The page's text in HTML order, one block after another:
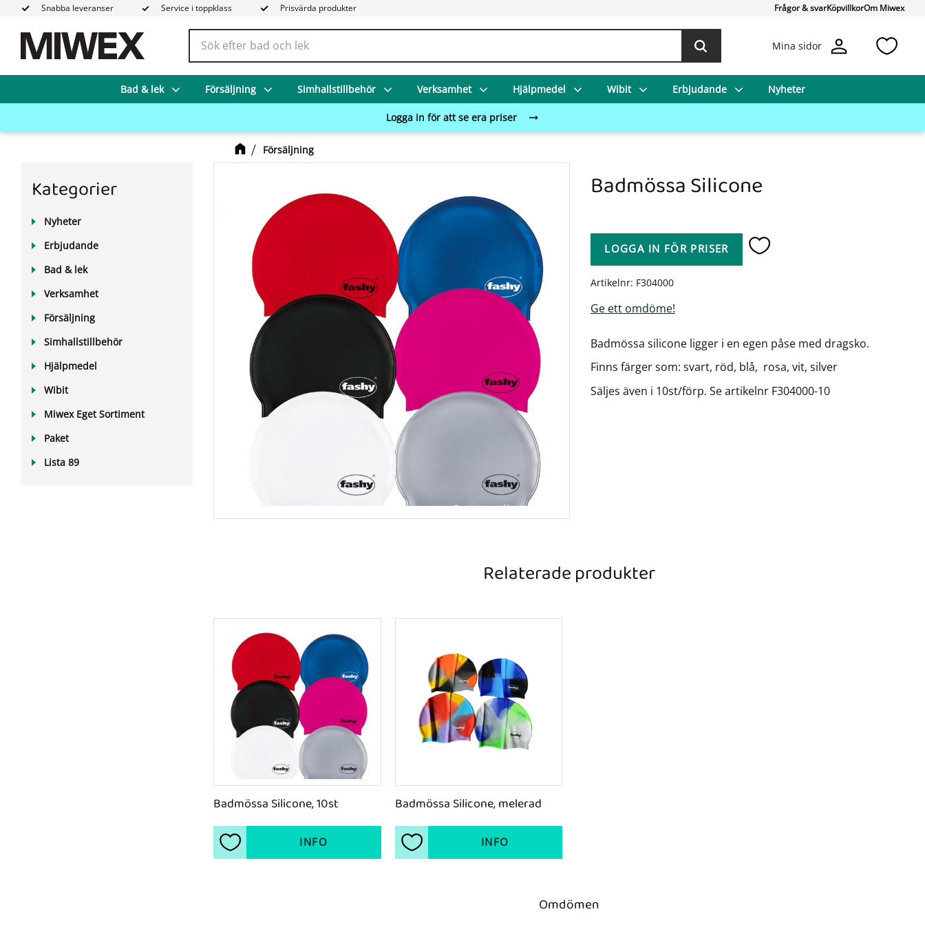
Snabba leveranser Service i toppklass Prisvärda produkter Frågor & svarKöpvillkorOm Miwex
Mina sidor
Bad & lek Försäljning Simhallstillbehör Verksamhet Hjälpmedel Wibit Erbjudande Nyheter
Logga in för att se era priser
Försäljning
Badmössa Silicone
LOGGA IN FÖR PRISER Lägg till i favoriter
Artikelnr F304000
Ge ett omdöme!
Badmössa silicone ligger i en egen påse med dragsko.
Finns färger som: svart, röd, blå, rosa, vit, silver
Säljes även i 10st/förp. Se artikelnr F304000-10
Omdömen
Relaterade produkter
Badmössa Silicone, 10st
Lägg till i favoriter
INFO
Badmössa Silicone, melerad
Lägg till i favoriter
INFO
Kategorier
Nyheter
Erbjudande
Bad & lek
Verksamhet
Försäljning
Simhallstillbehör
Hjälpmedel
Wibit
Miwex Eget Sortiment
Paket
Lista 89